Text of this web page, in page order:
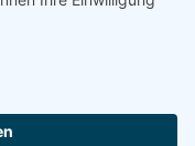
g.U., Gailtaler